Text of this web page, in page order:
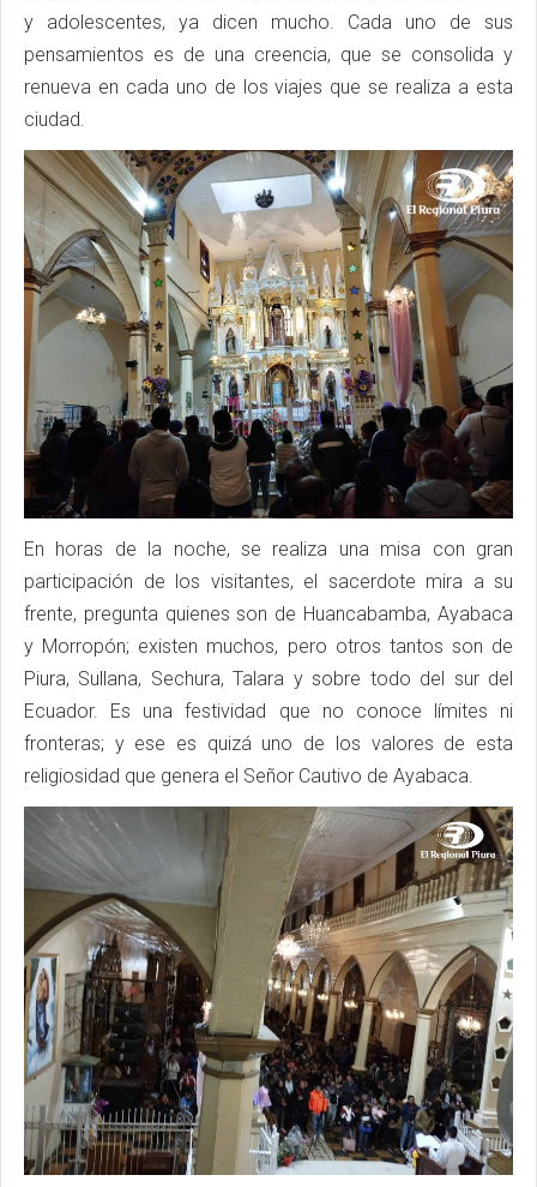
y adolescentes, ya dicen mucho. Cada uno de sus
pensamientos es de una creencia, que se consolida y
renueva en cada uno de los viajes que se realiza a esta
ciudad.
En horas de la noche, se realiza una misa con gran
participación de los visitantes, el sacerdote mira a su
frente, pregunta quienes son de Huancabamba, Ayabaca
y Morropón; existen muchos, pero otros tantos son de
Piura, Sullana, Sechura, Talara y sobre todo del sur del
Ecuador. Es una festividad que no conoce límites ni
fronteras; y ese es quizá uno de los valores de esta
religiosidad que genera el Señor Cautivo de Ayabaca.